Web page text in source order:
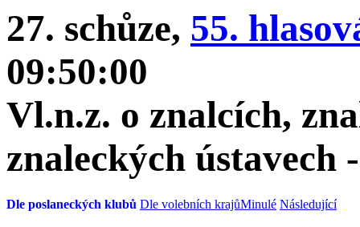
27. schůze, 55.
09:50:00
Vl.n.z. o znalcích,
znaleckých ústavech
Dle poslaneckých klubů Dle volebních krajůMinulé Následující